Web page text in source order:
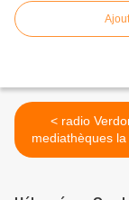
< radio Verdon : les
mediathèques la
des livres de